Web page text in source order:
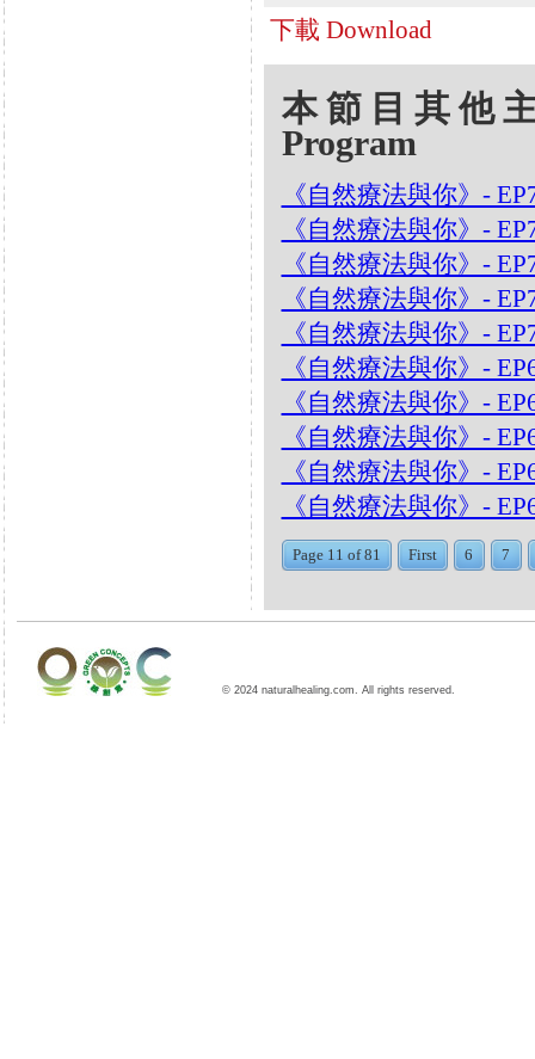
下載 Download
本節目其他
Program
《自然療法與你》-
《自然療法與你》-
《自然療法與你》-
《自然療法與你》-
《自然療法與你》-
《自然療法與你》-
《自然療法與你》-
《自然療法與你》-
《自然療法與你》-
《自然療法與你》-
Page 11 of 81 First 6 7
© 2024 naturalhealing.com. All rights reserved.